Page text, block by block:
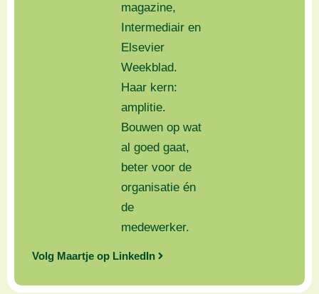
magazine,
Intermediair en
Elsevier
Weekblad.
Haar kern:
amplitie.
Bouwen op wat
al goed gaat,
beter voor de
organisatie én
de
medewerker.
Volg Maartje op LinkedIn